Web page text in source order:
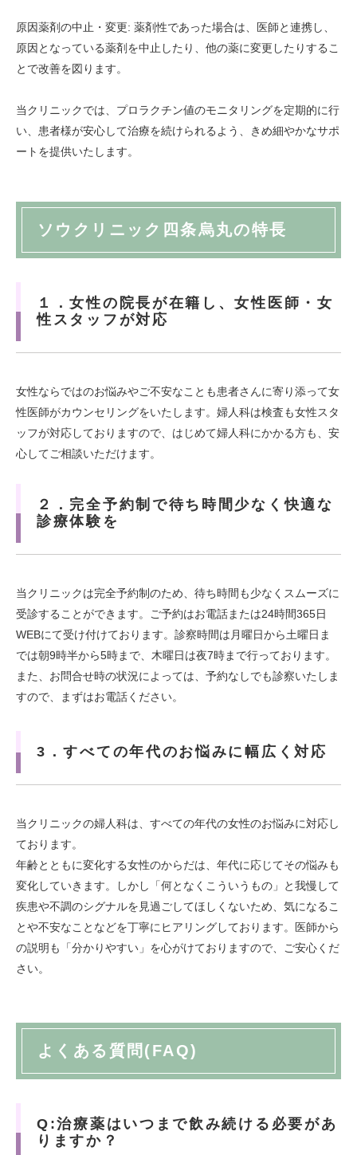
原因薬剤の中止・変更: 薬剤性であった場合は、医師と連携し、
原因となっている薬剤を中止したり、他の薬に変更したりするこ
とで改善を図ります。
当クリニックでは、プロラクチン値のモニタリングを定期的に行
い、患者様が安心して治療を続けられるよう、きめ細やかなサポ
ートを提供いたします。
ソウクリニック四条烏丸の特長
１．女性の院長が在籍し、女性医師・女
性スタッフが対応
女性ならではのお悩みやご不安なことも患者さんに寄り添って女
性医師がカウンセリングをいたします。婦人科は検査も女性スタ
ッフが対応しておりますので、はじめて婦人科にかかる方も、安
心してご相談いただけます。
２．完全予約制で待ち時間少なく快適な
診療体験を
当クリニックは完全予約制のため、待ち時間も少なくスムーズに
受診することができます。ご予約はお電話または24時間365日
WEBにて受け付けております。診察時間は月曜日から土曜日ま
では朝9時半から5時まで、木曜日は夜7時まで行っております。
また、お問合せ時の状況によっては、予約なしでも診察いたしま
すので、まずはお電話ください。
3．すべての年代のお悩みに幅広く対応
当クリニックの婦人科は、すべての年代の女性のお悩みに対応し
ております。
年齢とともに変化する女性のからだは、年代に応じてその悩みも
変化していきます。しかし「何となくこういうもの」と我慢して
疾患や不調のシグナルを見過ごしてほしくないため、気になるこ
とや不安なことなどを丁寧にヒアリングしております。医師から
の説明も「分かりやすい」を心がけておりますので、ご安心くだ
さい。
よくある質問(FAQ)
Q:治療薬はいつまで飲み続ける必要があ
りますか？